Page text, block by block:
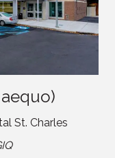
St. Charles